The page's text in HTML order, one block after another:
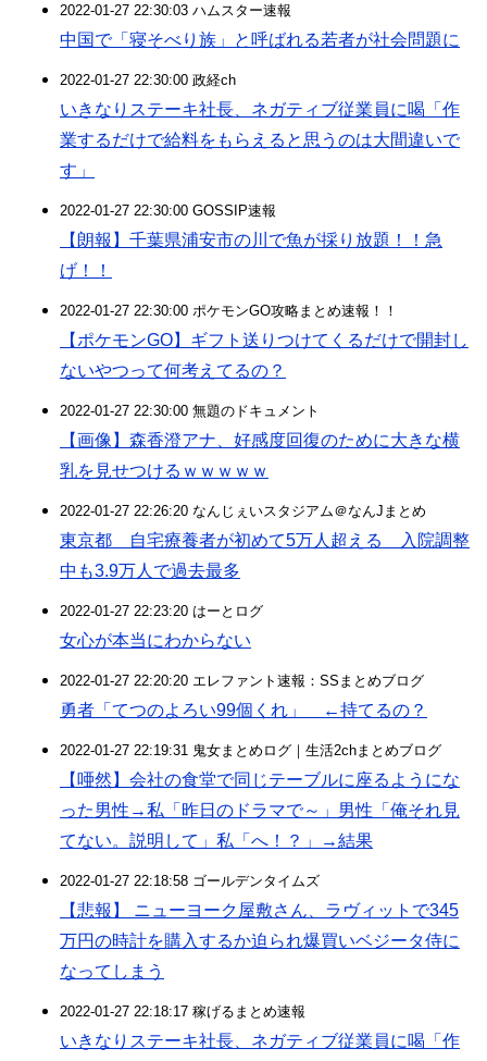
2022-01-27 22:30:03 ハムスター速報
中国で「寝そべり族」と呼ばれる若者が社会問題に
2022-01-27 22:30:00 政経ch
いきなりステーキ社長、ネガティブ従業員に喝「作
業するだけで給料をもらえると思うのは大間違いで
す」
2022-01-27 22:30:00 GOSSIP速報
【朗報】千葉県浦安市の川で魚が採り放題！！急
げ！！
2022-01-27 22:30:00 ポケモンGO攻略まとめ速報！！
【ポケモンGO】ギフト送りつけてくるだけで開封し
ないやつって何考えてるの？
2022-01-27 22:30:00 無題のドキュメント
【画像】森香澄アナ、好感度回復のために大きな横
乳を見せつけるｗｗｗｗｗ
2022-01-27 22:26:20 なんじぇいスタジアム＠なんJまとめ
東京都 自宅療養者が初めて5万人超える 入院調整
中も3.9万人で過去最多
2022-01-27 22:23:20 はーとログ
女心が本当にわからない
2022-01-27 22:20:20 エレファント速報：SSまとめブログ
勇者「てつのよろい99個くれ」 ←持てるの？
2022-01-27 22:19:31 鬼女まとめログ｜生活2chまとめブログ
【唖然】会社の食堂で同じテーブルに座るようにな
った男性→私「昨日のドラマで～」男性「俺それ見
てない。説明して」私「へ！？」→結果
2022-01-27 22:18:58 ゴールデンタイムズ
【悲報】 ニューヨーク屋敷さん、ラヴィットで345
万円の時計を購入するか迫られ爆買いベジータ侍に
なってしまう
2022-01-27 22:18:17 稼げるまとめ速報
いきなりステーキ社長、ネガティブ従業員に喝「作